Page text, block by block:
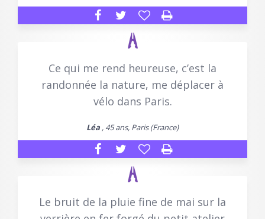
Ce qui me rend heureuse, c’est la
randonnée la nature, me déplacer à
vélo dans Paris.
Léa , 45 ans, Paris (France)
Le bruit de la pluie fine de mai sur la